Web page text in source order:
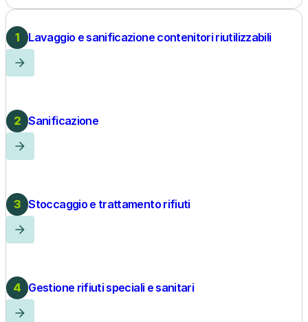
Lavaggio e sanificazione contenitori riutilizzabili
Sanificazione
Stoccaggio e trattamento rifiuti
Gestione rifiuti speciali e sanitari